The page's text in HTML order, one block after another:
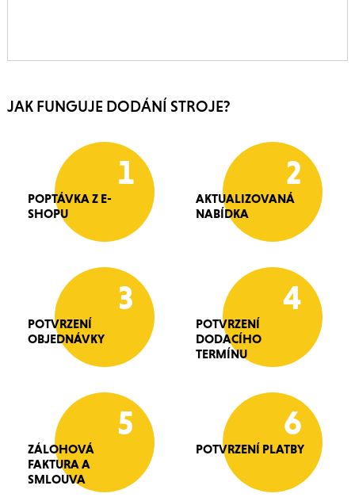
JAK FUNGUJE DODÁNÍ STROJE?
1
POPTÁVKA Z E-
SHOPU
2
AKTUALIZOVANÁ
NABÍDKA
3
POTVRZENÍ
OBJEDNÁVKY
4
POTVRZENÍ
DODACÍHO
TERMÍNU
5
ZÁLOHOVÁ
FAKTURA A
SMLOUVA
6
POTVRZENÍ PLATBY